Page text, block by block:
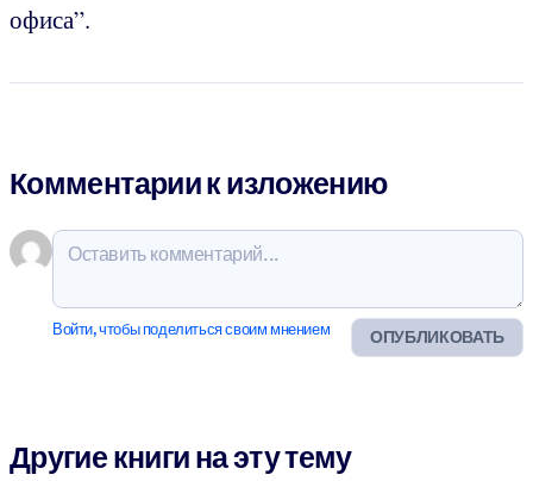
офиса”.
Комментарии к изложению
ОПУБЛИКОВАТЬ
Войти, чтобы поделиться своим мнением
Другие книги на эту тему